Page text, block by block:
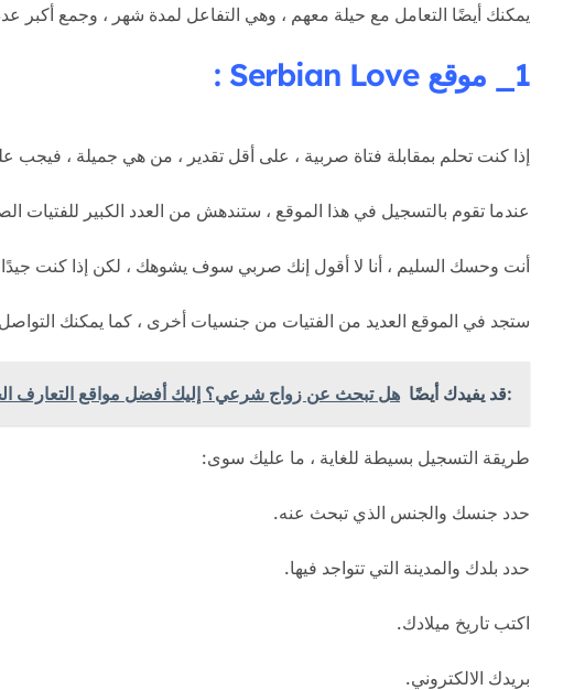
يمكنك أيضًا التعامل مع حيلة معهم ، وهي التفاعل لمدة شهر ، وجمع أكبر
1_ موقع Serbian Love :
إذا كنت تحلم بمقابلة فتاة صربية ، على أقل تقدير ، من هي جميلة ، فيجب
عندما تقوم بالتسجيل في هذا الموقع ، ستندهش من العدد الكبير للفتيات
أنت وحسك السليم ، أنا لا أقول إنك صربي سوف يشوهك ، لكن إذا كنت
ستجد في الموقع العديد من الفتيات من جنسيات أخرى ، كما يمكنك
:قد يفيدك أيضًا هل تبحث عن زواج شرعي؟ إليك أفضل مواقع التعارف
طريقة التسجيل بسيطة للغاية ، ما عليك سوى:
حدد جنسك والجنس الذي تبحث عنه.
حدد بلدك والمدينة التي تتواجد فيها.
اكتب تاريخ ميلادك.
بريدك الالكتروني.